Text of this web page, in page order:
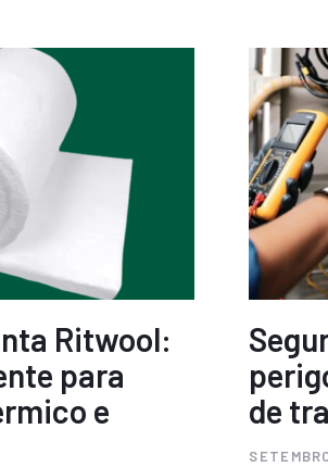
Ritwool:
para
e
de